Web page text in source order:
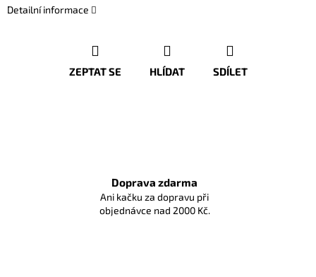
Detailní informace
ZEPTAT SE HLÍDAT SDÍLET
Doprava zdarma
Ani kačku za dopravu při
objednávce nad 2000 Kč.